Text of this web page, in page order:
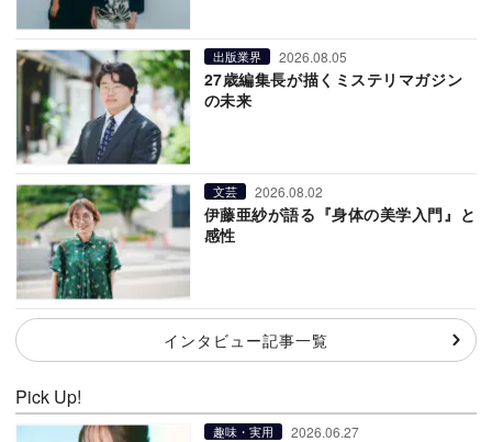
出版業界 2026.08.05
27歳編集長が描くミステリマガジン
の未来
文芸 2026.08.02
伊藤亜紗が語る『身体の美学入門』と
感性
インタビュー記事一覧
Pick Up!
趣味・実用 2026.06.27